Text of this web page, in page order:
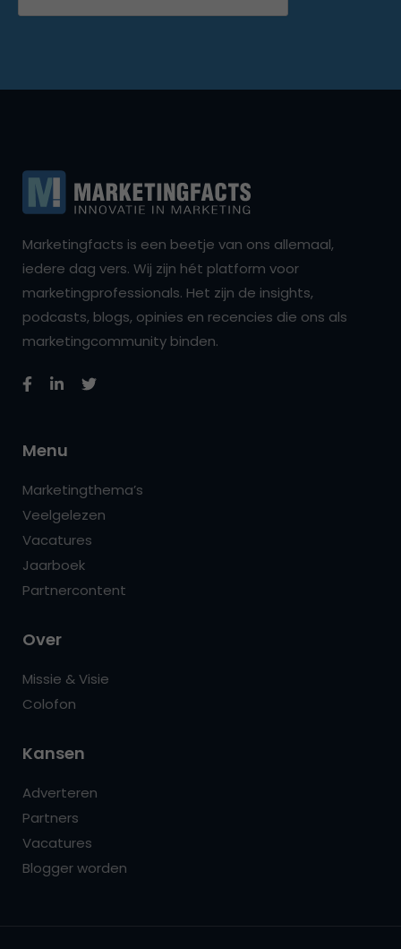
Marketingfacts is een beetje van ons allemaal,
iedere dag vers. Wij zijn hét platform voor
marketingprofessionals. Het zijn de insights,
podcasts, blogs, opinies en recencies die ons als
marketingcommunity binden.
Menu
Marketingthema’s
Veelgelezen
Vacatures
Jaarboek
Partnercontent
Over
Missie & Visie
Colofon
Kansen
Adverteren
Partners
Vacatures
Blogger worden